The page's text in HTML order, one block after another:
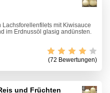
Lachsforellenfilets mit Kiwisauce
im Erdnussöl glasig andünsten.
(72 Bewertungen)
und Früchten